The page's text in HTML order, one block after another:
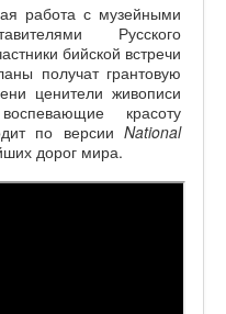
работа с музейными
Русского
бийской встречи
получат грантовую
ценители живописи
красоту
по версии National
дорог мира.